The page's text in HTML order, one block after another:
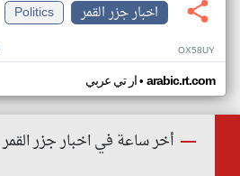
اخبار جزر القمر
Politics
OX58UY
ار تي عربي• arabic.rt.com
أخر ساعة في اخبار جزر القمر